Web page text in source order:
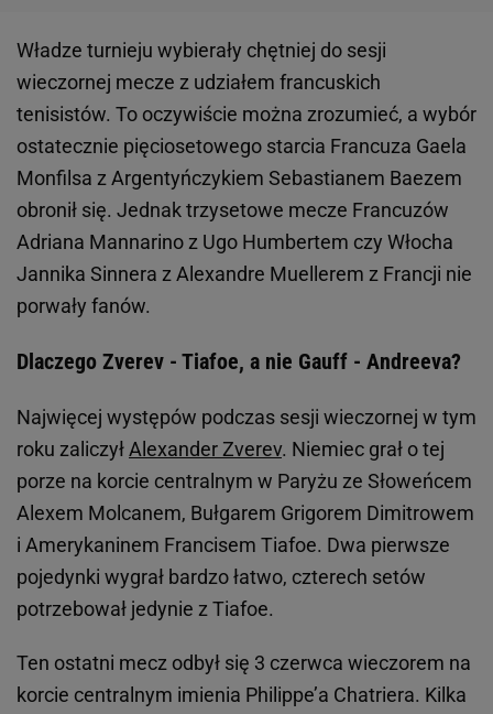
Władze turnieju wybierały chętniej do sesji
wieczornej mecze z udziałem francuskich
tenisistów. To oczywiście można zrozumieć, a wybór
ostatecznie pięciosetowego starcia Francuza Gaela
Monfilsa z Argentyńczykiem Sebastianem Baezem
obronił się. Jednak trzysetowe mecze Francuzów
Adriana Mannarino z Ugo Humbertem czy Włocha
Jannika Sinnera z Alexandre Muellerem z Francji nie
porwały fanów.
Dlaczego Zverev - Tiafoe, a nie Gauff - Andreeva?
Najwięcej występów podczas sesji wieczornej w tym
roku zaliczył Alexander Zverev. Niemiec grał o tej
porze na korcie centralnym w Paryżu ze Słoweńcem
Alexem Molcanem, Bułgarem Grigorem Dimitrowem
i Amerykaninem Francisem Tiafoe. Dwa pierwsze
pojedynki wygrał bardzo łatwo, czterech setów
potrzebował jedynie z Tiafoe.
Ten ostatni mecz odbył się 3 czerwca wieczorem na
korcie centralnym imienia Philippe’a Chatriera. Kilka